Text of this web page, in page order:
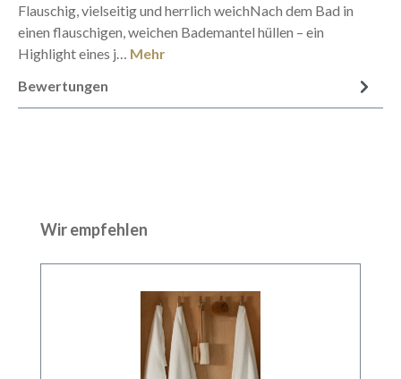
Flauschig, vielseitig und herrlich weichNach dem Bad in
einen flauschigen, weichen Bademantel hüllen – ein
Highlight eines j… Mehr
Bewertungen
Produktgalerie überspringen
Wir empfehlen